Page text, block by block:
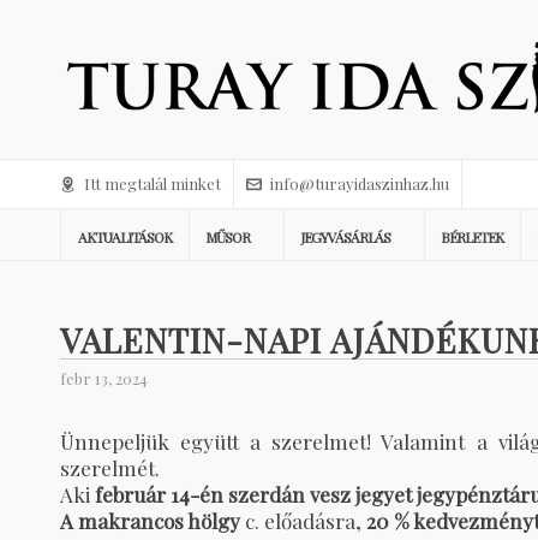
Itt megtalál minket info@turayidaszinhaz.hu
AKTUALITÁSOK MŰSOR JEGYVÁSÁRLÁS BÉRLETEK
VALENTIN-NAPI
febr 13, 2024
Ünnepeljük együtt a szerelmet! Valamint a
szerelmét.
Aki február 14-én szerdán vesz jegyet
A makrancos hölgyc. előadásra, 20 %